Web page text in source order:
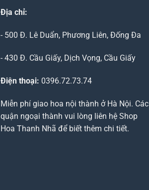
Địa chỉ:
- 500 Đ. Lê Duẩn, Phương Liên, Đống Đa
- 430 Đ. Cầu Giấy, Dịch Vọng, Cầu Giấy
Điện thoại: 0396.72.73.74
Miễn phí giao hoa nội thành ở Hà Nội. Các
quận ngoại thành vui lòng liên hệ Shop
Hoa Thanh Nhã để biết thêm chi tiết.